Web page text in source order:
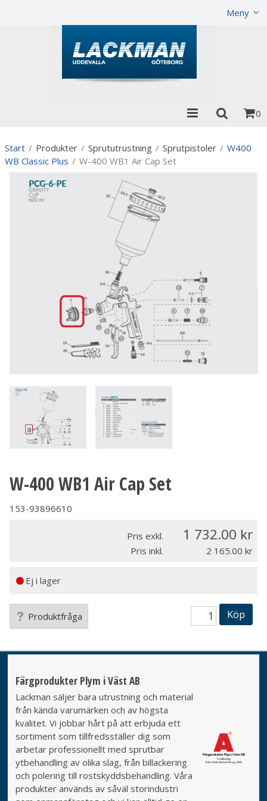
Meny
0
Start / Produkter / Sprututrustning / Sprutpistoler / W400
WB Classic Plus / W-400 WB1 Air Cap Set
W-400 WB1 Air Cap Set
153-93896610
Pris exkl. 1 732.00
Pris inkl. 2 165.00
Ej i lager
Produktfråga Köp
Färgprodukter Plym i Väst AB
Lackman säljer bara utrustning och material
från kända varumärken och av högsta
kvalitet. Vi jobbar hårt på att erbjuda ett
sortiment som tillfredsställer dig som
arbetar professionellt med sprutbar
ytbehandling av olika slag, från billackering
och polering till rostskyddsbehandling. Våra
produkter används av såväl storindustri